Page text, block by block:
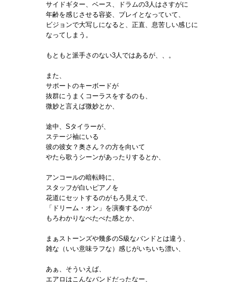
サイドギター、ベース、ドラムの3人はさすがに
年齢を感じさせる容姿、プレイとなっていて、
ビジョンで大写しになると、正直、息苦しい感じに
なってしまう。
もともと派手さのない3人ではあるが、、。
また、
サポートのキーボードが
抜群にうまくコーラスをするのも、
微妙と言えば微妙とか、
途中、Sタイラーが、
ステージ袖にいる
彼の彼女？奥さん？の方を向いて
やたら歌うシーンがあったりするとか、
アンコールの暗転時に、
スタッフが白いピアノを
花道にセットするのがもろ見えで、
「ドリーム・オン」を演奏するのが
もろわかりなべたべた感とか、
まぁストーンズや幾多のS級なバンドとは違う、
雑な（いい意味ラフな）感じがいちいち漂い、
あぁ、そういえば、
エアロはこんなバンドだったなー、